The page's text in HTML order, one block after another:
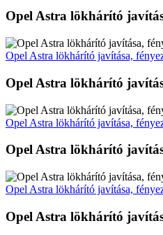
Opel Astra lökhárító
Opel Astra lökhárító javítása,
Opel Astra lökhárító
Opel Astra lökhárító javítása,
Opel Astra lökhárító
Opel Astra lökhárító javítása,
Opel Astra lökhárító